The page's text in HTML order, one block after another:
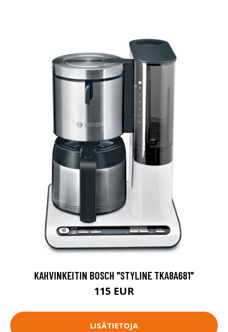
KAHVINKEITIN BOSCH "STYLINE TKA8A681"
115 EUR
LISÄTIETOJA